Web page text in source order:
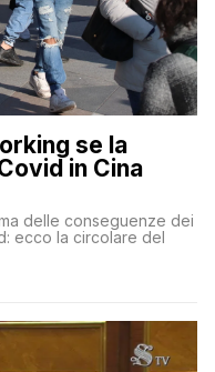
se la
in Cina
delle conseguenze dei
ecco la circolare del